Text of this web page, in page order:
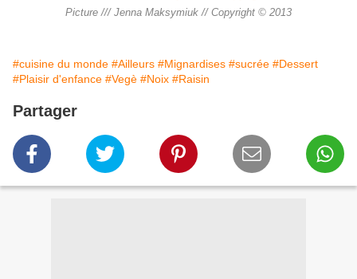
Picture /// Jenna Maksymiuk // Copyright © 2013
#cuisine du monde #Ailleurs #Mignardises #sucrée #Dessert
#Plaisir d'enfance #Vegè #Noix #Raisin
Partager